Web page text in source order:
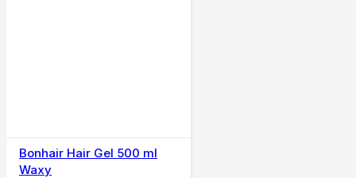
Bonhair Hair Gel 500 ml
Waxy